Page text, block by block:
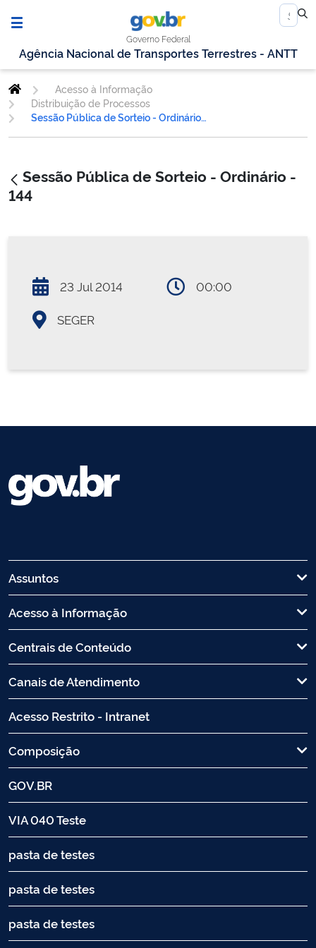
Governo Federal
Agência Nacional de Transportes Terrestres - ANTT
Acesso à Informação
Distribuição de Processos
Sessão Pública de Sorteio - Ordinário - 144
Sessão Pública de Sorteio - Ordinário -
144
23 Jul 2014 00:00
SEGER
Assuntos
Acesso à Informação
Centrais de Conteúdo
Canais de Atendimento
Acesso Restrito - Intranet
Composição
GOV.BR
VIA 040 Teste
pasta de testes
pasta de testes
pasta de testes